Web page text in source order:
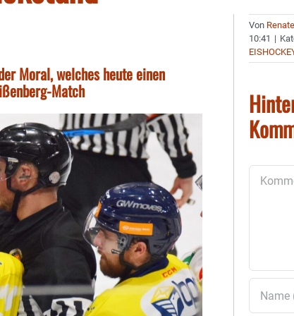
Moral, welches heute einen
Match
Von
10:41 |